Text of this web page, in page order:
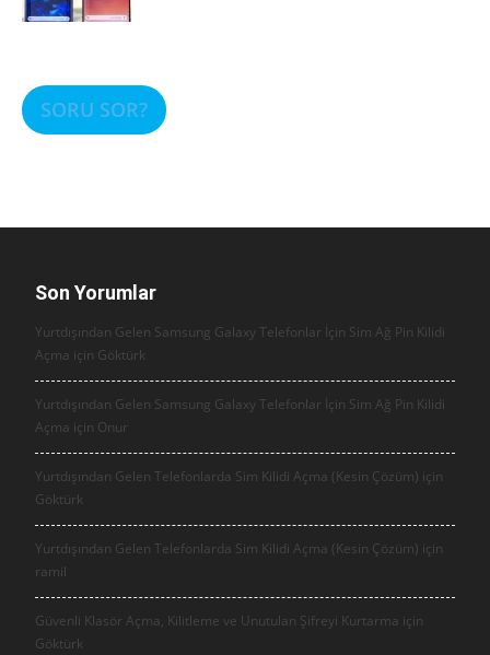
SORU SOR?
Son Yorumlar
Yurtdışından Gelen Samsung Galaxy Telefonlar İçin Sim Ağ Pin Kilidi
Açma için Göktürk
Yurtdışından Gelen Samsung Galaxy Telefonlar İçin Sim Ağ Pin Kilidi
Açma için Onur
Yurtdışından Gelen Telefonlarda Sim Kilidi Açma (Kesin Çözüm) için
Göktürk
Yurtdışından Gelen Telefonlarda Sim Kilidi Açma (Kesin Çözüm) için
ramil
Güvenli Klasör Açma, Kilitleme ve Unutulan Şifreyi Kurtarma için
Göktürk